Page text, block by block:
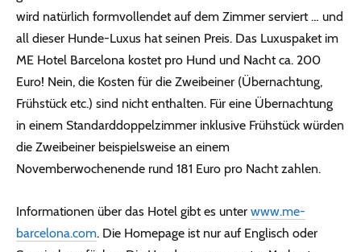
wird natürlich formvollendet auf dem Zimmer serviert … und
all dieser Hunde-Luxus hat seinen Preis. Das Luxuspaket im
ME Hotel Barcelona kostet pro Hund und Nacht ca. 200
Euro! Nein, die Kosten für die Zweibeiner (Übernachtung,
Frühstück etc.) sind nicht enthalten. Für eine Übernachtung
in einem Standarddoppelzimmer inklusive Frühstück würden
die Zweibeiner beispielsweise an einem
Novemberwochenende rund 181 Euro pro Nacht zahlen.
Informationen über das Hotel gibt es unter www.me-
barcelona.com. Die Homepage ist nur auf Englisch oder